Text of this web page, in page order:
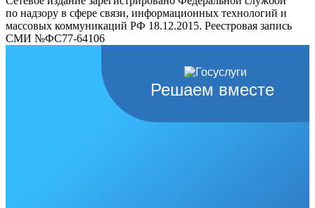
по надзору в сфере связи, информационных технологий и
массовых коммуникаций РФ 18.12.2015. Реестровая запись
СМИ №ФС77-64106
Решаем вместе